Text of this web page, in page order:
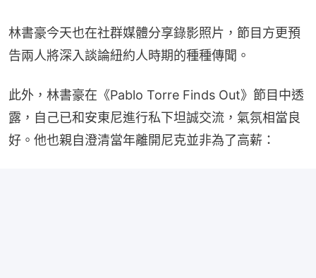
林書豪今天也在社群媒體分享錄影照片，節目方更預
告兩人將深入談論紐約人時期的種種傳聞。
此外，林書豪在《Pablo Torre Finds Out》節目中透
露，自己已和安東尼進行私下坦誠交流，氣氛相當良
好。他也親自澄清當年離開尼克並非為了高薪：